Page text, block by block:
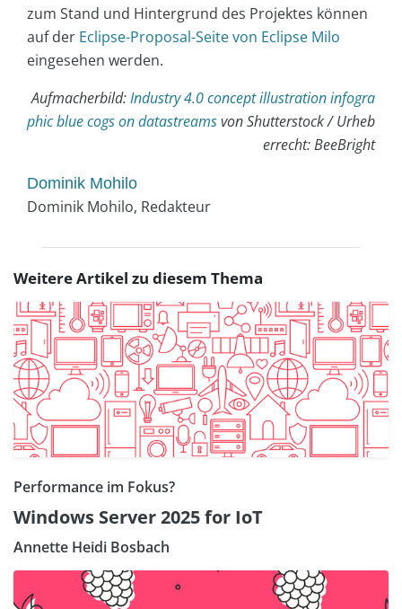
zum Stand und Hintergrund des Projektes können
auf der Eclipse-Proposal-Seite von Eclipse Milo
eingesehen werden.
Aufmacherbild:Industry 4.0 concept illustration infogra
phic blue cogs on datastreamsvon Shutterstock / Urheb
errecht: BeeBright
Dominik Mohilo
Dominik Mohilo, Redakteur
Weitere Artikel zu diesem Thema
Performance im Fokus?
Windows Server 2025 for IoT
Annette Heidi Bosbach